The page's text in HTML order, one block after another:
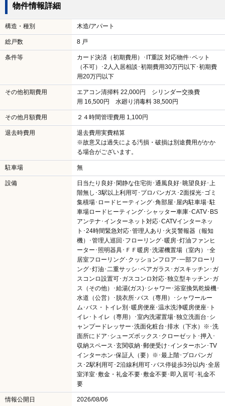
物件情報詳細
構造・種別 木造/アパート
総戸数 8 戸
条件等
カード決済（初期費用）･IT重説 対応物件･ペット
（不可）･2人入居相談･初期費用30万円以下･初期費
用20万円以下
その他初期費用
エアコン清掃料 22,000円 シリンダー交換費
用 16,500円 水廻り消毒料 38,500円
その他月額費用 ２４時間管理費用 1,100円
退去時費用
退去費用実費精算
※故意又は過失による汚損・破損は別途費用がかか
る場合がございます。
駐車場 無
設備
日当たり良好･閑静な住宅街･通風良好･眺望良好･上
階無し･3駅以上利用可･プロパンガス･2面採光･ゴミ
集積場･ロードヒーティング･角部屋･屋内駐車場･駐
車場ロードヒーティング･シャッター車庫･CATV･BS
アンテナ･インターネット対応･CATVインターネッ
ト･24時間緊急対応･管理人あり･火災警報器（報知
機）･管理人巡回･フローリング･暖房･灯油ファンヒ
ーター･照明器具･ＦＦ暖房･洗濯機置場（室内）･全
居室フローリング･クッションフロア･一部フローリ
ング･灯油･二重サッシ･ペアガラス･ガスキッチン･ガ
スコンロ設置可･ガスコンロ対応･独立型キッチン･ガ
ス（その他）･給湯(ガス)･シャワー･浴室換気乾燥機･
水道（公営）･脱衣所･バス（専用）･シャワールー
ム･バス・トイレ別･暖房便座･温水洗浄暖房便座･ト
イレ･トイレ（専用）･室内洗濯置場･独立洗面台･シ
ャンプードレッサー･洗面化粧台･排水（下水）※･洗
面所にドア･シューズボックス･クローゼット･押入･
収納スペース･玄関収納･郵便受け･インターホン･TV
インターホン･保証人（要）※･最上階･プロパンガ
ス･2駅利用可･2沿線利用可･バス停徒歩3分以内･全居
室洋室･敷金・礼金不要･敷金不要･即入居可･礼金不
要
情報公開日 2026/08/06